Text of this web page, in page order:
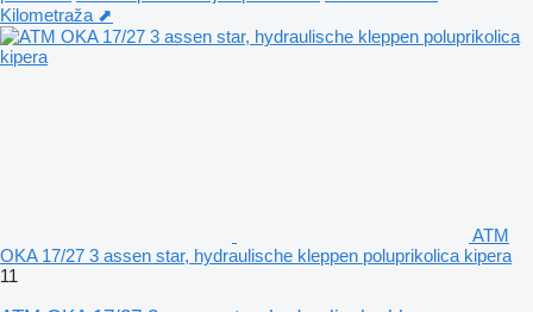
Kilometraža ⬈
ATM
OKA 17/27 3 assen star, hydraulische kleppen poluprikolica kipera
11